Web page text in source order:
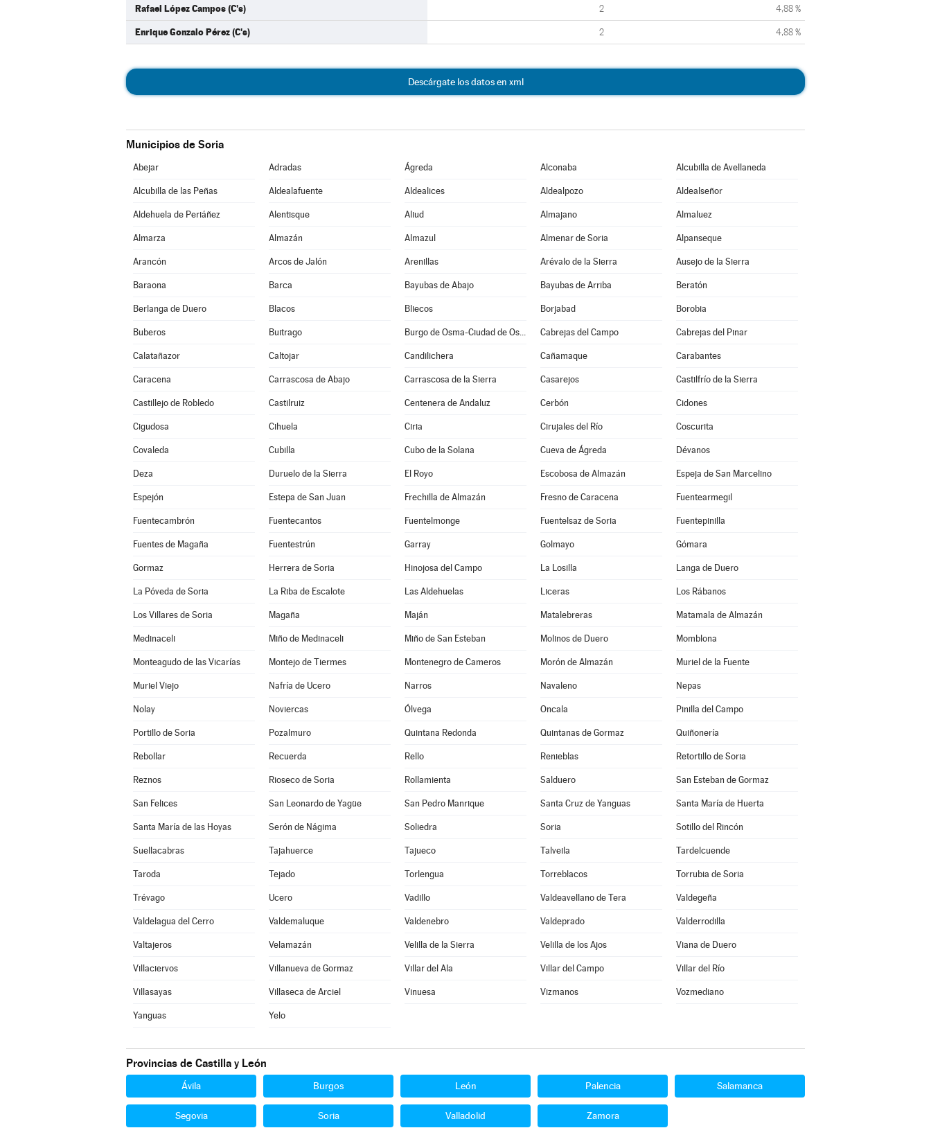
Rafael López Campos (C's) 2 4,88 %
Enrique Gonzalo Pérez (C's) 2 4,88 %
Descárgate los datos en xml
Municipios de Soria
Abejar Adradas Ágreda Alconaba Alcubilla de Avellaneda
Alcubilla de las Peñas Aldealafuente Aldealices Aldealpozo Aldealseñor
Aldehuela de Periáñez Alentisque Aliud Almajano Almaluez
Almarza Almazán Almazul Almenar de Soria Alpanseque
Arancón Arcos de Jalón Arenillas Arévalo de la Sierra Ausejo de la Sierra
Baraona Barca Bayubas de Abajo Bayubas de Arriba Beratón
Berlanga de Duero Blacos Bliecos Borjabad Borobia
Buberos Buitrago Burgo de Osma-Ciudad de Osma Cabrejas del Campo Cabrejas del Pinar
Calatañazor Caltojar Candilichera Cañamaque Carabantes
Caracena Carrascosa de Abajo Carrascosa de la Sierra Casarejos Castilfrío de la Sierra
Castillejo de Robledo Castilruiz Centenera de Andaluz Cerbón Cidones
Cigudosa Cihuela Ciria Cirujales del Río Coscurita
Covaleda Cubilla Cubo de la Solana Cueva de Ágreda Dévanos
Deza Duruelo de la Sierra El Royo Escobosa de Almazán Espeja de San Marcelino
Espejón Estepa de San Juan Frechilla de Almazán Fresno de Caracena Fuentearmegil
Fuentecambrón Fuentecantos Fuentelmonge Fuentelsaz de Soria Fuentepinilla
Fuentes de Magaña Fuentestrún Garray Golmayo Gómara
Gormaz Herrera de Soria Hinojosa del Campo La Losilla Langa de Duero
La Póveda de Soria La Riba de Escalote Las Aldehuelas Liceras Los Rábanos
Los Villares de Soria Magaña Maján Matalebreras Matamala de Almazán
Medinaceli Miño de Medinaceli Miño de San Esteban Molinos de Duero Momblona
Monteagudo de las Vicarías Montejo de Tiermes Montenegro de Cameros Morón de Almazán Muriel de la Fuente
Muriel Viejo Nafría de Ucero Narros Navaleno Nepas
Nolay Noviercas Ólvega Oncala Pinilla del Campo
Portillo de Soria Pozalmuro Quintana Redonda Quintanas de Gormaz Quiñonería
Rebollar Recuerda Rello Renieblas Retortillo de Soria
Reznos Rioseco de Soria Rollamienta Salduero San Esteban de Gormaz
San Felices San Leonardo de Yagüe San Pedro Manrique Santa Cruz de Yanguas Santa María de Huerta
Santa María de las Hoyas Serón de Nágima Soliedra Soria Sotillo del Rincón
Suellacabras Tajahuerce Tajueco Talveila Tardelcuende
Taroda Tejado Torlengua Torreblacos Torrubia de Soria
Trévago Ucero Vadillo Valdeavellano de Tera Valdegeña
Valdelagua del Cerro Valdemaluque Valdenebro Valdeprado Valderrodilla
Valtajeros Velamazán Velilla de la Sierra Velilla de los Ajos Viana de Duero
Villaciervos Villanueva de Gormaz Villar del Ala Villar del Campo Villar del Río
Villasayas Villaseca de Arciel Vinuesa Vizmanos Vozmediano
Yanguas Yelo
Provincias de Castilla y León
Ávila Burgos León Palencia Salamanca
Segovia Soria Valladolid Zamora